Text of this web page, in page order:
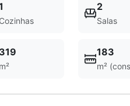
Cozinhas
2
Salas
319
m²
183
m²